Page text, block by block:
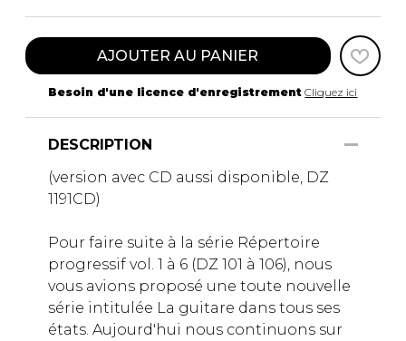
AJOUTER AU PANIER
Besoin d'une licence d'enregistrement Cliquez ici
DESCRIPTION
(version avec CD aussi disponible, DZ
1191CD)
Pour faire suite à la série Répertoire
progressif vol. 1 à 6 (DZ 101 à 106), nous
vous avions proposé une toute nouvelle
série intitulée La guitare dans tous ses
états. Aujourd'hui nous continuons sur